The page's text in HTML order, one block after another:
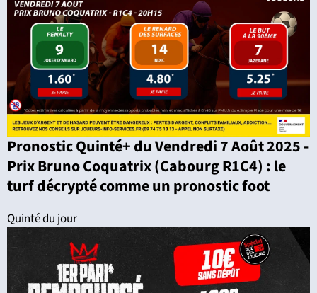
Pronostic Quinté+ du Vendredi 7 Août 2025 -
Prix Bruno Coquatrix (Cabourg R1C4) : le
turf décrypté comme un pronostic foot
Quinté du jour